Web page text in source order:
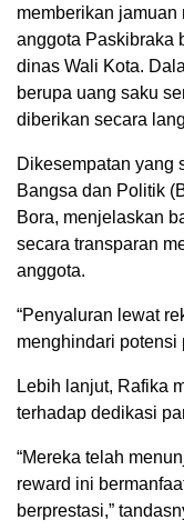
memberikan jamuan
anggota Paskibraka
dinas Wali Kota.
berupa uang saku
diberikan secara
Dikesempatan yang
Bangsa dan Politik
Bora, menjelaskan
secara transparan
anggota.
“Penyaluran lewat
menghindari potensi
Lebih lanjut, Rafika
terhadap dedikasi
“Mereka telah
reward ini
berprestasi,”